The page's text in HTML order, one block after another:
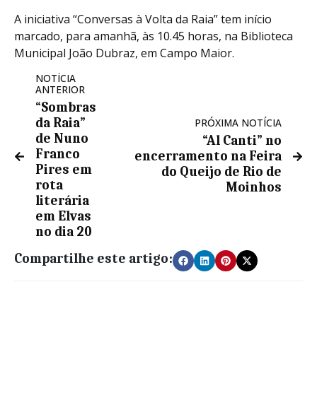
A iniciativa “Conversas à Volta da Raia” tem início
marcado, para amanhã, às 10.45 horas, na Biblioteca
Municipal João Dubraz, em Campo Maior.
NOTÍCIA
ANTERIOR
“Sombras
da Raia”
de Nuno
Franco
Pires em
rota
literária
em Elvas
no dia 20
PRÓXIMA NOTÍCIA
“Al Canti” no
encerramento na Feira
do Queijo de Rio de
Moinhos
Compartilhe este artigo: